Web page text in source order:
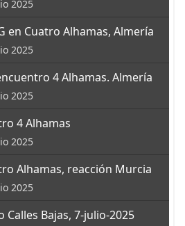
2025
en Cuatro Alhamas, Almería
2025
4 Alhamas. Almería
2025
4 Alhamas
2025
Alhamas, reacción Murcia
2025
Calles Bajas, 7-julio-2025